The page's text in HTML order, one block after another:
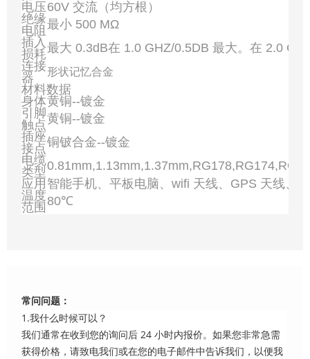
电压60V 交流（均方根）
绝缘
电阻 最小 500 MΩ
插入
损耗最大 0.3dB在 1.0 GHZ/0.5DB 最大。在 2.0
连接
器
形状记忆合金
材料数据
身体黄铜--镀金
引脚
触点黄铜--镀金
插座
接点铜铍合金--镀金
电缆
类型
应用 智能手机、平板电脑、wifi 天线、GPS 天线、
温度
范围 80℃
常问问题：
1.我什么时候可以？
我们通常在收到您的询问后 24 小时内报价。如果您非常急需
获得价格，请致电我们或在您的电子邮件中告诉我们，以便我